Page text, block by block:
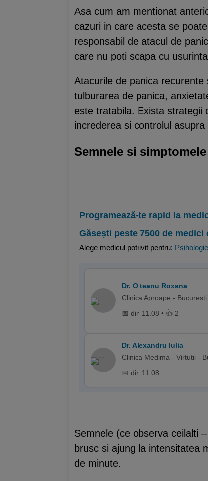
Asa cum am mentionat
cazuri in care acesta se
responsabil de atacul de
care nu poti scapa cu
Atacurile de panica
tulburarea de panica,
este tratabila. Exista strategii
increderea si controlul asupra
Semnele si
Programează-te rapid la
Găsești peste 7500 de
Alege medicul potrivit pentru:
Dr. Olteanu Roxana
Clinica Aproape - Bucuresti
📅 din 11.08 • 👍 2
Dr. Alexandru Iulia
Clinica Medima - Virtutii -
📅 din 11.08
Semnele (ce observa ceilalti
brusc si ajung la intensitatea
de minute.